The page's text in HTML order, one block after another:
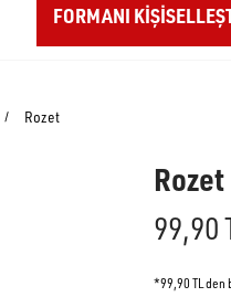
FORMANI
Rozet
Rozet
99,90
*99,90 TL den